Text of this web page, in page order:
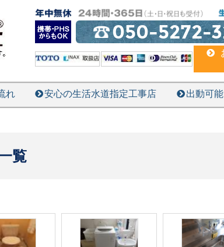
050-5272-
れ 安心の生活水道指定工事店 出動可
覧